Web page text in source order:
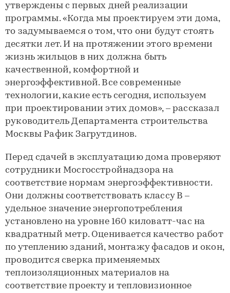
утверждены с первых дней реализации
программы. «Когда мы проектируем эти дома,
то задумываемся о том, что они будут стоять
десятки лет. И на протяжении этого времени
жизнь жильцов в них должна быть
качественной, комфортной и
энергоэффективной. Все современные
технологии, какие есть сегодня, используем
при проектировании этих домов», – рассказал
руководитель Департамента строительства
Москвы Рафик Загрутдинов.
Перед сдачей в эксплуатацию дома проверяют
сотрудники Мосгосстройнадзора на
соответствие нормам энергоэффективности.
Они должны соответствовать классу В –
удельное значение энергопотребления
установлено на уровне 160 киловатт-час на
квадратный метр. Оценивается качество работ
по утеплению зданий, монтажу фасадов и окон,
проводится сверка применяемых
теплоизоляционных материалов на
соответствие проекту и тепловизионное